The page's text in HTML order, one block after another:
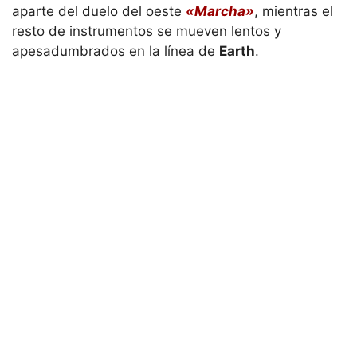
aparte del duelo del oeste «Marcha», mientras el
resto de instrumentos se mueven lentos y
apesadumbrados en la línea de Earth.